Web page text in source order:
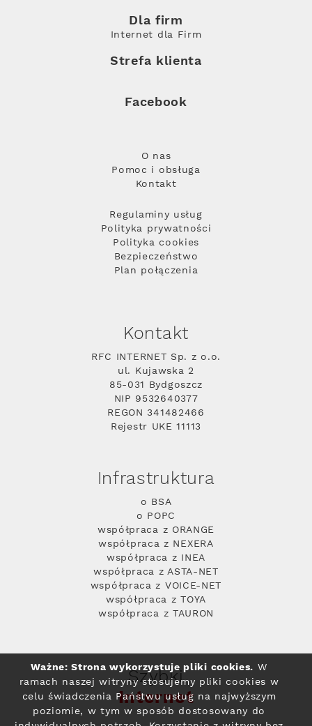
Dla firm
Internet dla Firm
Strefa klienta
Facebook
O nas
Pomoc i obsługa
Kontakt
Regulaminy usług
Polityka prywatności
Polityka cookies
Bezpieczeństwo
Plan połączenia
Kontakt
RFC INTERNET Sp. z o.o.
ul. Kujawska 2
85-031 Bydgoszcz
NIP 9532640377
REGON 341482466
Rejestr UKE 11113
Infrastruktura
o BSA
o POPC
współpraca z ORANGE
współpraca z NEXERA
współpraca z INEA
współpraca z ASTA-NET
współpraca z VOICE-NET
współpraca z TOYA
współpraca z TAURON
Szybki
Internet
Ważne: Strona wykorzystuje pliki cookies. W
ramach naszej witryny stosujemy pliki cookies w
celu świadczenia Państwu usług na najwyższym
poziomie, w tym w sposób dostosowany do